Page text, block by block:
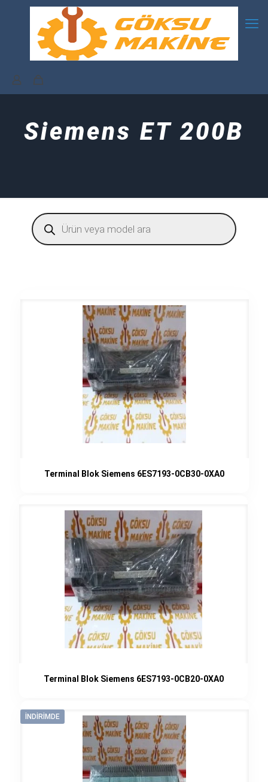
Siemens ET 200B
Products
search
Terminal Blok Siemens 6ES7193-0CB30-0XA0
Terminal Blok Siemens 6ES7193-0CB20-0XA0
İNDIRIMDE